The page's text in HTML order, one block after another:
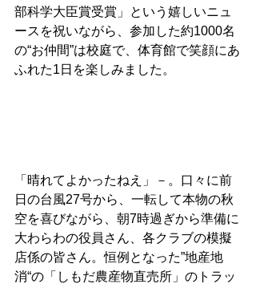
部科学大臣賞受賞」という嬉しいニュ
ースを祝いながら、参加した約1000名
の“お仲間”は校庭で、体育館で笑顔にあ
ふれた1日を楽しみました。
「晴れてよかったねえ」－。口々に前
日の台風27号から、一転して本物の秋
空を喜びながら、朝7時過ぎから準備に
大わらわの役員さん、各クラブの模擬
店係の皆さん。恒例となった”地産地
消“の「しもだ農産物直売所」のトラッ